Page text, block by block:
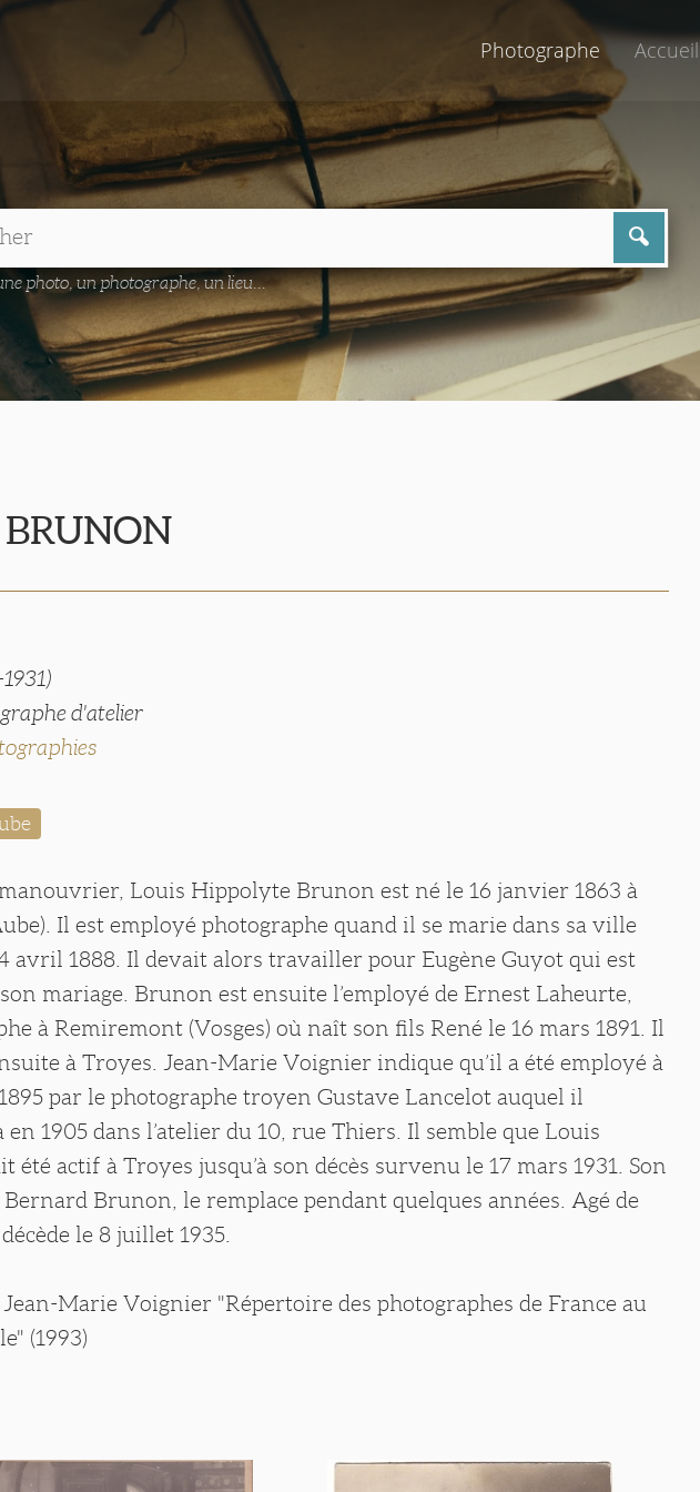
Photographe Accueil
photo, un photographe, un lieu...
d'atelier
Louis Hippolyte Brunon est né le 16 janvier 1863 à
Il est employé photographe quand il se marie dans sa ville
avril 1888. Il devait alors travailler pour Eugène Guyot qui est
mariage. Brunon est ensuite l’employé de Ernest Laheurte,
à Remiremont (Vosges) où naît son fils René le 16 mars 1891. Il
à Troyes. Jean-Marie Voignier indique qu’il a été employé à
par le photographe troyen Gustave Lancelot auquel il
en 1905 dans l’atelier du 10, rue Thiers. Il semble que Louis
été actif à Troyes jusqu’à son décès survenu le 17 mars 1931. Son
Bernard Brunon, le remplace pendant quelques années. Agé de
le 8 juillet 1935.
Jean-Marie Voignier "Répertoire des photographes de France au
(1993)